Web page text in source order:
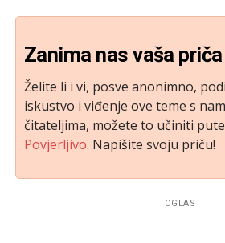
Zanima nas vaša priča
Želite li i vi, posve anonimno,
iskustvo i viđenje ove teme s
čitateljima, možete to učiniti
Povjerljivo. Napišite svoju priču!
OGLAS